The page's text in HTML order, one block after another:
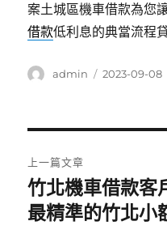
案土城區機車借款為您
借款低利息的典當流程
作
admin
發
2023-09-08
章
導
上一篇文章
上
一
竹北機車借款客
最精準的竹北小